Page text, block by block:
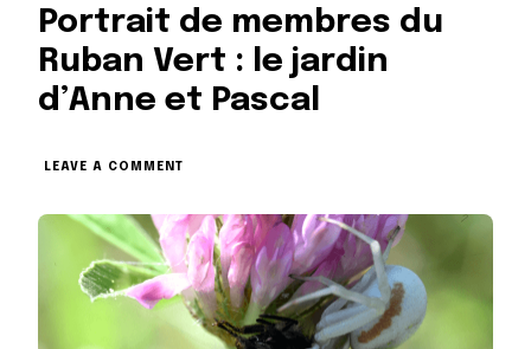
Portrait de membres du
Ruban Vert : le jardin
d’Anne et Pascal
LEAVE A COMMENT
MEMBRES
DU
RUBAN
VERT
LE